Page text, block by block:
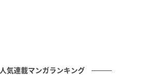
人気連載マンガランキング